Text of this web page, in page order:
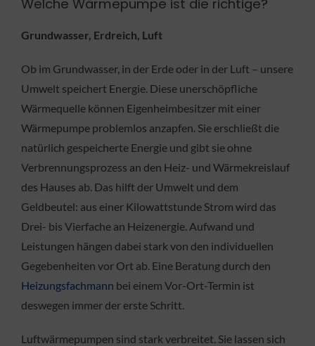
Welche Wärmepumpe ist die richtige?
Grundwasser, Erdreich, Luft
Ob im Grundwasser, in der Erde oder in der Luft – unsere
Umwelt speichert Energie. Diese unerschöpfliche
Wärmequelle können Eigenheimbesitzer mit einer
Wärmepumpe problemlos anzapfen. Sie erschließt die
natürlich gespeicherte Energie und gibt sie ohne
Verbrennungsprozess an den Heiz- und Wärmekreislauf
des Hauses ab. Das hilft der Umwelt und dem
Geldbeutel: aus einer Kilowattstunde Strom wird das
Drei- bis Vierfache an Heizenergie. Aufwand und
Leistungen hängen dabei stark von den individuellen
Gegebenheiten vor Ort ab. Eine Beratung durch den
Heizungsfachmann bei einem Vor-Ort-Termin ist
deswegen immer der erste Schritt.
Luftwärmepumpen sind stark verbreitet. Sie lassen sich